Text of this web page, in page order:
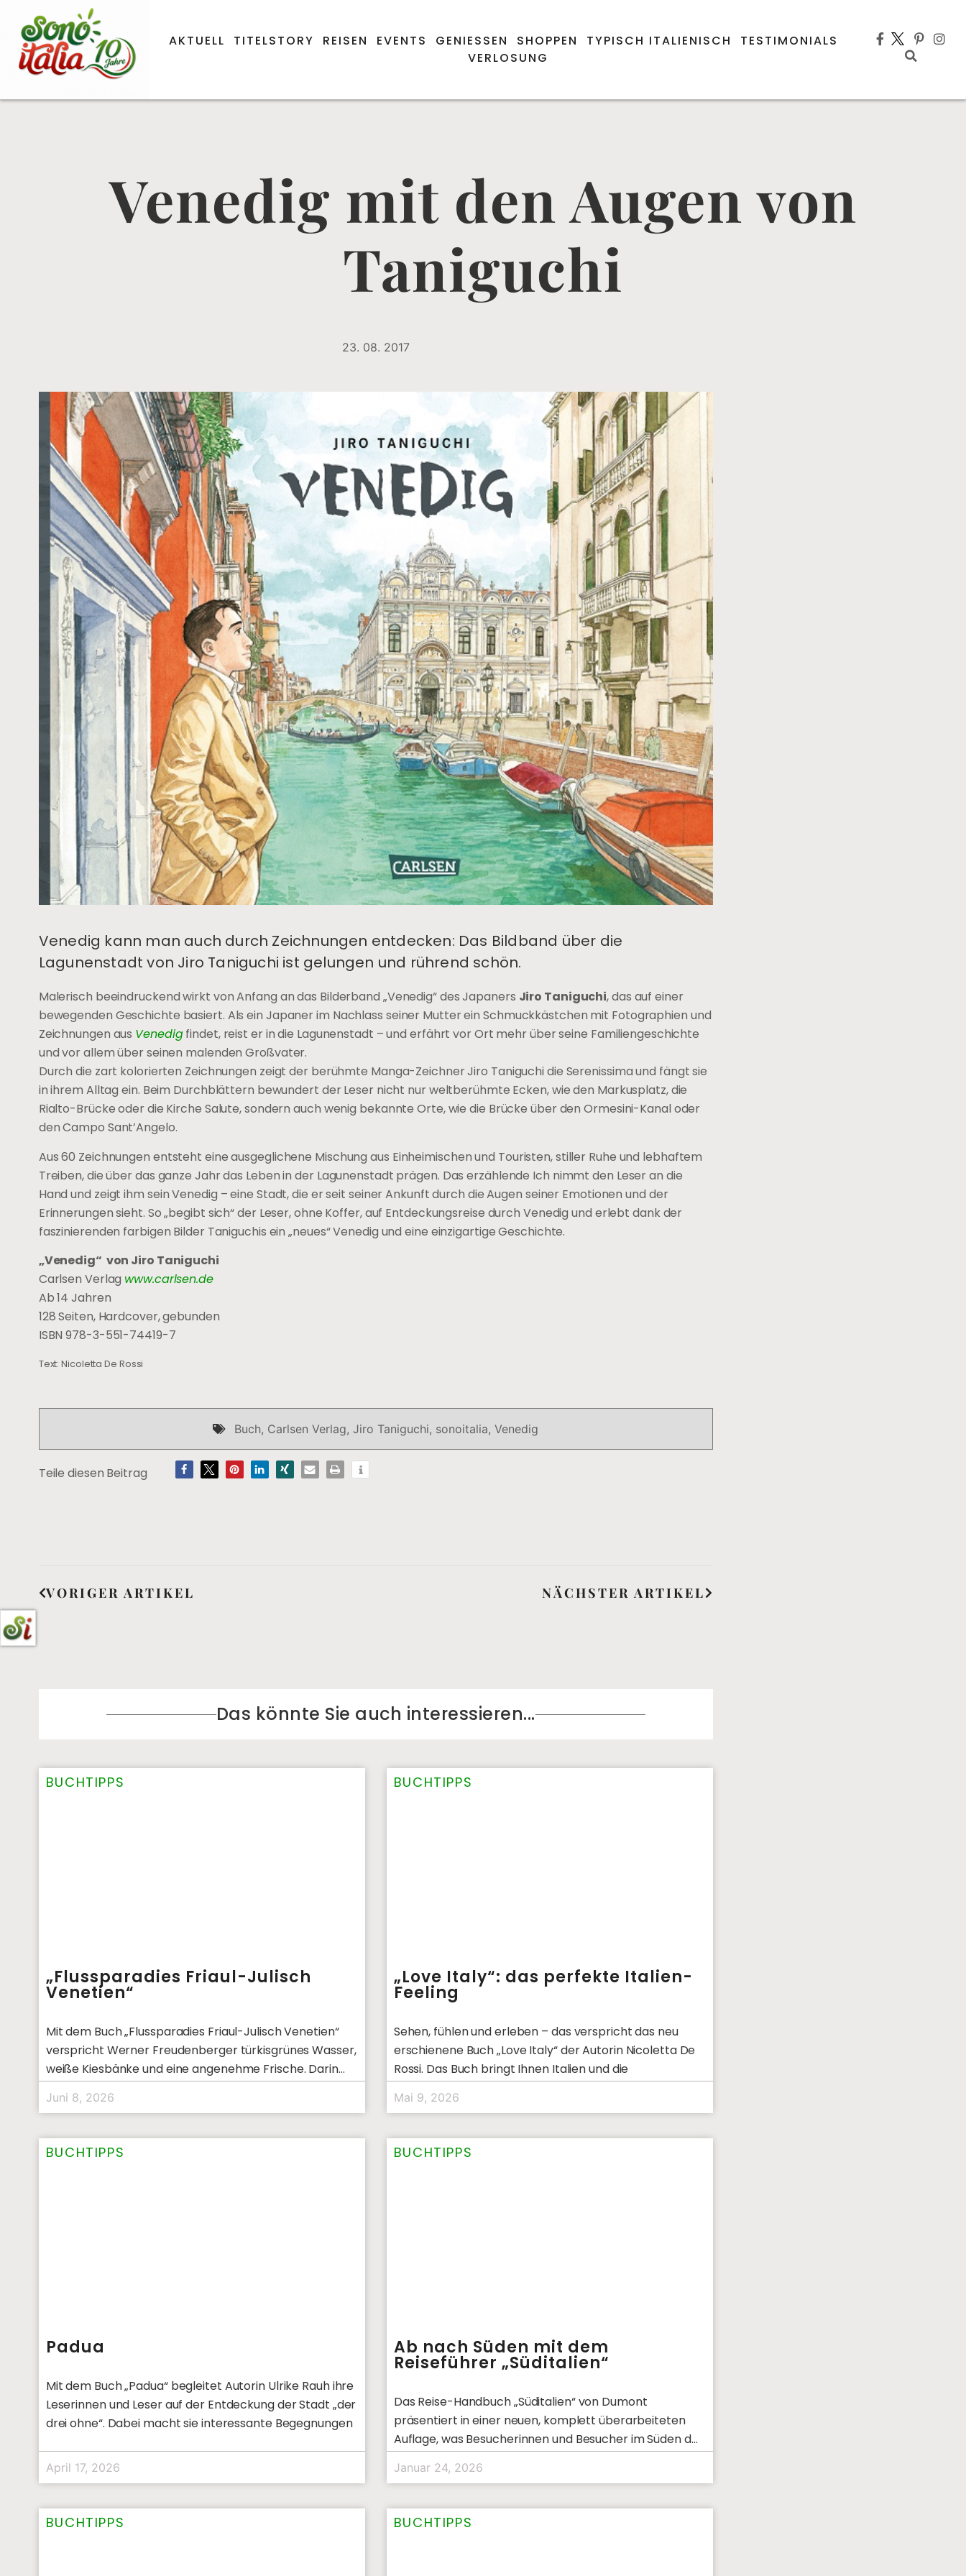
AKTUELL TITELSTORY REISEN EVENTS GENIESSEN SHOPPEN TYPISCH ITALIENISCH
TESTIMONIALS
VERLOSUNG
Venedig mit den Augen von
Taniguchi
23. 08. 2017
Venedig kann man auch durch Zeichnungen entdecken: Das Bildband über die
Lagunenstadt von Jiro Taniguchi ist gelungen und rührend schön.
Malerisch beeindruckend wirkt von Anfang an das Bilderband „Venedig“ des Japaners Jiro Taniguchi, das auf einer
bewegenden Geschichte basiert. Als ein Japaner im Nachlass seiner Mutter ein Schmuckkästchen mit Fotographien und
Zeichnungen aus Venedigfindet, reist er in die Lagunenstadt – und erfährt vor Ort mehr über seine Familiengeschichte
und vor allem über seinen malenden Großvater.
Durch die zart kolorierten Zeichnungen zeigt der berühmte Manga-Zeichner Jiro Taniguchi die Serenissima und fängt sie
in ihrem Alltag ein. Beim Durchblättern bewundert der Leser nicht nur weltberühmte Ecken, wie den Markusplatz, die
Rialto-Brücke oder die Kirche Salute, sondern auch wenig bekannte Orte, wie die Brücke über den Ormesini-Kanal oder
den Campo Sant’Angelo.
Aus 60 Zeichnungen entsteht eine ausgeglichene Mischung aus Einheimischen und Touristen, stiller Ruhe und lebhaftem
Treiben, die über das ganze Jahr das Leben in der Lagunenstadt prägen. Das erzählende Ich nimmt den Leser an die
Hand und zeigt ihm sein Venedig – eine Stadt, die er seit seiner Ankunft durch die Augen seiner Emotionen und der
Erinnerungen sieht. So „begibt sich“ der Leser, ohne Koffer, auf Entdeckungsreise durch Venedig und erlebt dank der
faszinierenden farbigen Bilder Taniguchis ein „neues“ Venedig und eine einzigartige Geschichte.
„Venedig“ von Jiro Taniguchi
Carlsen Verlag www.carlsen.de
Ab 14 Jahren
128 Seiten, Hardcover, gebunden
ISBN 978-3-551-74419-7
Text: Nicoletta De Rossi
Buch, Carlsen Verlag,Jiro Taniguchi, sonoitalia,Venedig
Teile diesen Beitrag
VORIGER ARTIKEL NÄCHSTER ARTIKEL
Das könnte Sie auch interessieren...​
BUCHTIPPS
„Flussparadies Friaul-Julisch
Venetien“
Mit dem Buch „Flussparadies Friaul-Julisch Venetien“
verspricht Werner Freudenberger türkisgrünes Wasser,
weiße Kiesbänke und eine angenehme Frische. Darin
Juni 8, 2026
BUCHTIPPS
„Love Italy“: das perfekte Italien-
Feeling
Sehen, fühlen und erleben – das verspricht das neu
erschienene Buch „Love Italy“ der Autorin Nicoletta De
Rossi. Das Buch bringt Ihnen Italien und die
Mai 9, 2026
BUCHTIPPS
Padua
Mit dem Buch „Padua“ begleitet Autorin Ulrike Rauh ihre
Leserinnen und Leser auf der Entdeckung der Stadt „der
drei ohne“. Dabei macht sie interessante Begegnungen
April 17, 2026
BUCHTIPPS
Ab nach Süden mit dem
Reiseführer „Süditalien“
Das Reise-Handbuch „Süditalien“ von Dumont
präsentiert in einer neuen, komplett überarbeiteten
Auflage, was Besucherinnen und Besucher im Süden der
Januar 24, 2026
BUCHTIPPS BUCHTIPPS